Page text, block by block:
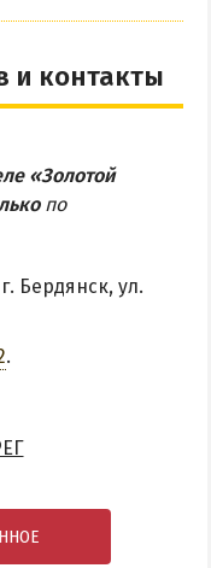
и контакты
«Золотой
по
Бердянск, ул.
.